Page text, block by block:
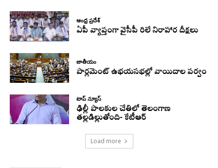
ఆంధ్ర ప్రదేశ్
ఏపీ వ్యాప్తంగా వైసీపీ రిలే నిరాహార దీక్షలు
జాతీయం
పార్లమెంట్ ఉభయసభల్లో వాయిదాల పర్వం
టాప్ న్యూస్
ఢిల్లీ పాలకుల చేతిలో తెలంగాణ
తల్లడిల్లుతోంది- కేటీఆర్
Load more